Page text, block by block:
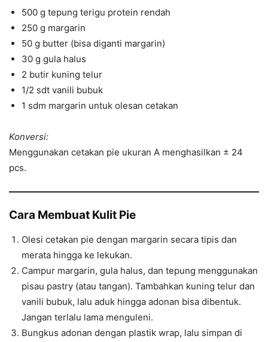
500 g tepung terigu protein rendah
250 g margarin
50 g butter (bisa diganti margarin)
30 g gula halus
2 butir kuning telur
1/2 sdt vanili bubuk
1 sdm margarin untuk olesan cetakan
Konversi:
Menggunakan cetakan pie ukuran A menghasilkan ± 24
pcs.
Cara Membuat Kulit Pie
Olesi cetakan pie dengan margarin secara tipis dan
merata hingga ke lekukan.
Campur margarin, gula halus, dan tepung menggunakan
pisau pastry (atau tangan). Tambahkan kuning telur dan
vanili bubuk, lalu aduk hingga adonan bisa dibentuk.
Jangan terlalu lama menguleni.
Bungkus adonan dengan plastik wrap, lalu simpan di